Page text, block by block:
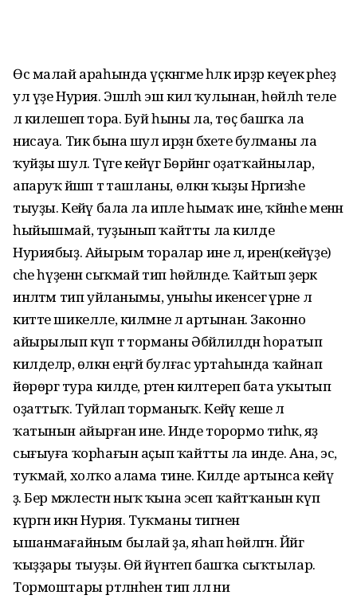
Өс малай араһында үҫкәнгәме һәләк ирҙәр кеүек әрһеҙ
ул үҙе Нурия. Эшләһә эш килә ҡулынан, һөйләһә теле
лә килешеп тора. Буй һыны ла, төҫ башҡа ла
нисауа. Тик бына шул ирҙән бәхете булманы ла
ҡуйҙы шул. Тәүге кейәүгә Бөрйәнгә оҙатҡайнылар,
апаруҡ йәшәп тә ташланы, өлкән ҡыҙы Нәргизәһе
тыуҙы. Кейәү бала ла ипле һымаҡ ине, ҡәйнәһе менән
һыйышмай, туҙынып ҡайтты ла килде
Нуриябыҙ. Айырым торалар ине лә, ирен(кейәүҙе)
әсәһе һүҙенән сыҡмай тип һөйләнде. Ҡайтып әҙерәк
инәлтәм тип уйланымы, уныһы икенсегә әүрәне лә
китте шикелле, килмәне лә артынан. Законно
айырылып күп тә торманы Әбйәлилдән һоратып
килделәр, өлкән еңгәй булғас уртаһында ҡайнап
йөрөргә тура килде, рәтенә килтереп бата уҡытып
оҙаттыҡ. Туйлап торманыҡ. Кейәү кеше лә
ҡатынын айырған ине. Инде торормо тиһәк, яҙ
сығыуға ҡорһағын аҫып ҡайтты ла инде. Ана, эсә,
туҡмай, холҡо алама тине. Килде артынса кейәү
ҙә. Бер мәжлестән ныҡ ҡына эсеп ҡайтҡанын күп
күргән икән Нурия. Туҡманы тигәненә
ышанмағайным былай ҙа, яһап һөйләгән. Йәйгә
ҡыҙҙары тыуҙы. Өй йүнәтеп башҡа сыҡтылар.
Тормоштары рәтләнһен тип әллә ни